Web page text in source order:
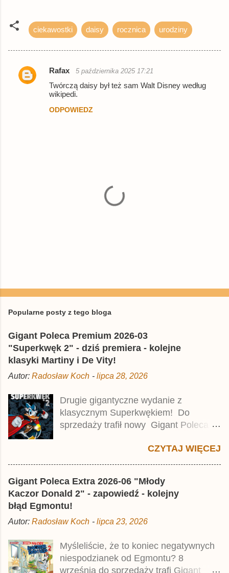
ciekawostki daisy rocznica urodziny
K
Rafax 5 października 2025 17:21
Twórczą daisy był też sam Walt Disney według
wikipedi.
ODPOWIEDZ
e
i
j
o
m
e
t
a
r
z
Popularne posty z tego bloga
Gigant Poleca Premium 2026-03
"Superkwęk 2" - dziś premiera - kolejne
klasyki Martiny i De Vity!
Autor: Radosław Koch - lipca 28, 2026
Drugie gigantyczne wydanie z
klasycznym Superkwękiem! Do
sprzedaży trafił nowy Gigant Poleca
Jest to kolejny 624-stronicowy tom z
wynosi 49,99 zł i zamówicie go także z
rabatem na Egmont.pl . Za przekład
odpowiadał Jacek Drewnowski.
Publikacja jest przedrukiem drugiego
Taschenbuch Phantomias Collection ,
który trafił do sprzedaży pod koniec
CZYTAJ WIĘCEJ
Gigant Poleca Extra 2026-06 "Młody
Kaczor Donald 2" - zapowiedź - kolejny
błąd Egmontu!
Autor: Radosław Koch - lipca 23, 2026
Myśleliście, że to koniec negatywnych
niespodzianek od Egmontu? 8
września do sprzedaży trafi Gigant